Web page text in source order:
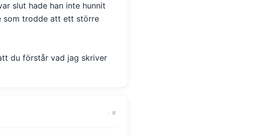
slut hade han inte hunnit
som trodde att ett större
du förstår vad jag skriver
· #